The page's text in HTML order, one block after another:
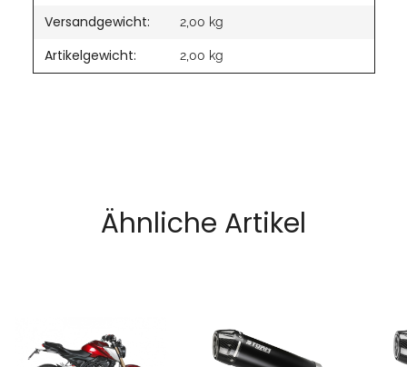
Versandgewicht: 2,00 kg
Artikelgewicht: 2,00 kg
Ähnliche Artikel